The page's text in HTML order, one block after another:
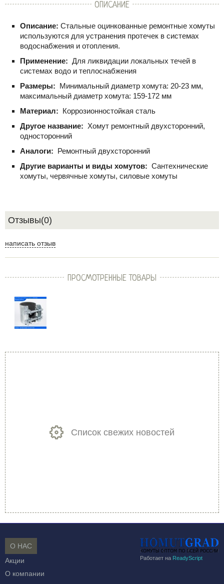
ОПИСАНИЕ
Описание: Стальные оцинкованные ремонтные хомуты
используются для устранения протечек в системах
водоснабжения и отопления.
Применение: Для ликвидации локальных течей в
системах водо и теплоснабжения
Размеры: Минимальный диаметр хомута: 20-23 мм,
максимальный диаметр хомута: 159-172 мм
Материал: Коррозионностойкая сталь
Другое название: Хомут ремонтный двухсторонний,
односторонний
Аналоги: Ремонтный двухсторонний
Другие варианты и виды хомутов: Сантехнические
хомуты, червячные хомуты, силовые хомуты
Отзывы(0)
написать отзыв
ПРОСМОТРЕННЫЕ ТОВАРЫ
Список свежих новостей
Работает на ReadyScript
О НАС
Акции
О компании